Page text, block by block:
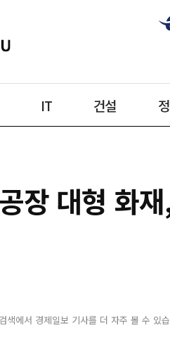
IT 건설
장 대형 화
색에서 경제일보 기사를 더 자주 볼 수 있